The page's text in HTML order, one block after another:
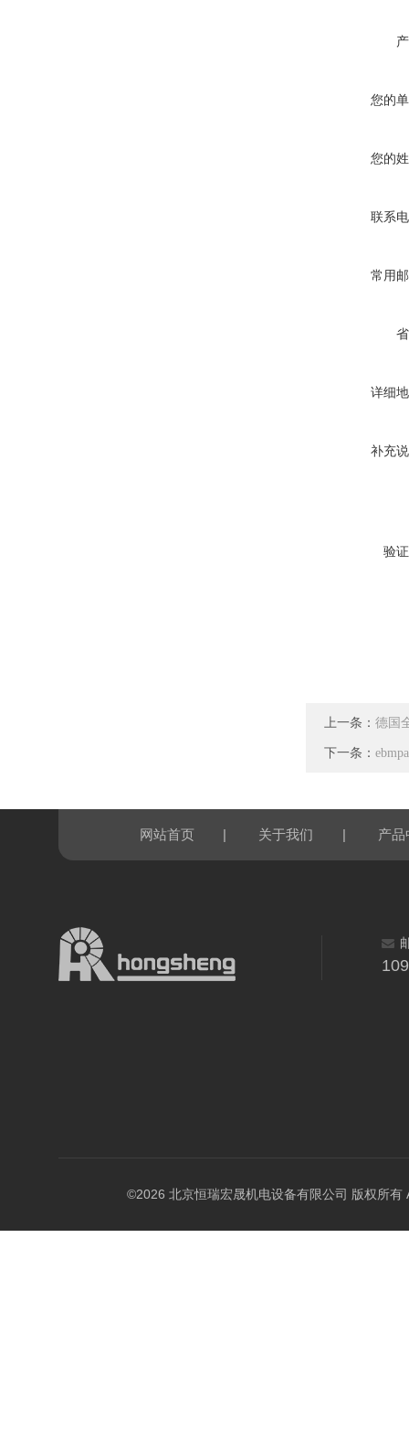
您的
您的
联系
常用
详细
补充
验
上一条： 德国
下一条：
网站首页 | 关于我们 | 产品
©2026 北京恒瑞宏晟机电设备有限公司 版权所有